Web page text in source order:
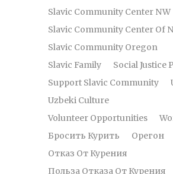
Slavic Community Center NW
Slavic Community Center Of
Slavic Community Oregon
Slavic Family
Social Justice
Support Slavic Community
Uzbeki Culture
Volunteer Opportunities
Бросить Курить
Орегон
Отказ От Курения
Польза Отказа От Курения